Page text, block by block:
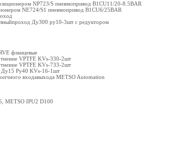
NP723/S пневмопривод B1CU11/20-8.5BAR
NE724/S1 пневмопривод B1CU6/25BAR
Ду300 ру10-3шт с редуктором
фланцевые
VPTFE KVs-330-2шт
VPTFE KVs-733-2шт
Ру40 KVs-16-1шт
входавыхода METSO Automation
METSO IPU2 D100